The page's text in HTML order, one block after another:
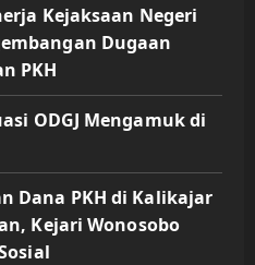
Kejaksaan Negeri
Dugaan
PKH
ODGJ Mengamuk di
Dana PKH di Kalikajar
Kejari Wonosobo